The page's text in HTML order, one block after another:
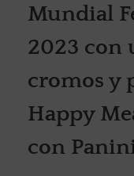
Mundial
2023 con
cromos y
Happy
con